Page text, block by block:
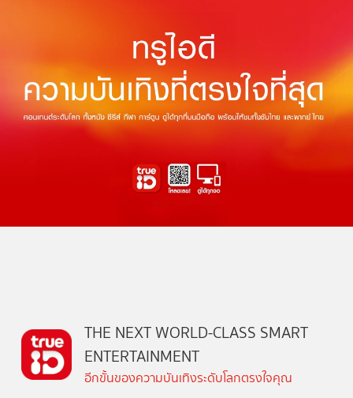
THE NEXT WORLD-CLASS SMART
ENTERTAINMENT
อีกขั้นของความบันเทิงระดับโลกตรงใจคุณ